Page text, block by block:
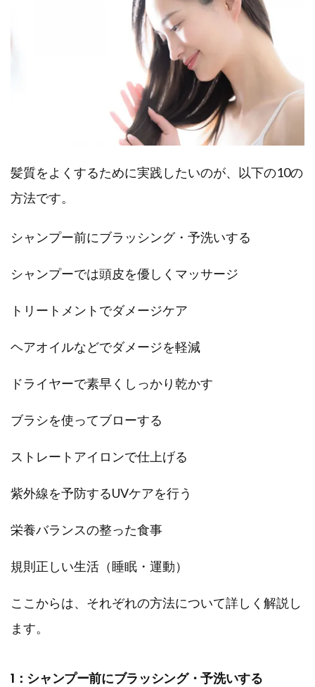
髪質をよくするために実践したいのが、以下の10の
方法です。
シャンプー前にブラッシング・予洗いする
シャンプーでは頭皮を優しくマッサージ
トリートメントでダメージケア
ヘアオイルなどでダメージを軽減
ドライヤーで素早くしっかり乾かす
ブラシを使ってブローする
ストレートアイロンで仕上げる
紫外線を予防するUVケアを行う
栄養バランスの整った食事
規則正しい生活（睡眠・運動）
ここからは、それぞれの方法について詳しく解説し
ます。
1：シャンプー前にブラッシング・予洗いする